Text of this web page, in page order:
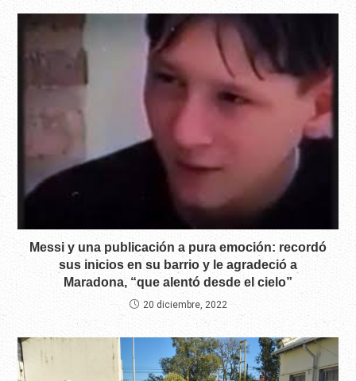
Messi y una publicación a pura emoción: recordó
sus inicios en su barrio y le agradeció a
Maradona, “que alentó desde el cielo”
20 diciembre, 2022